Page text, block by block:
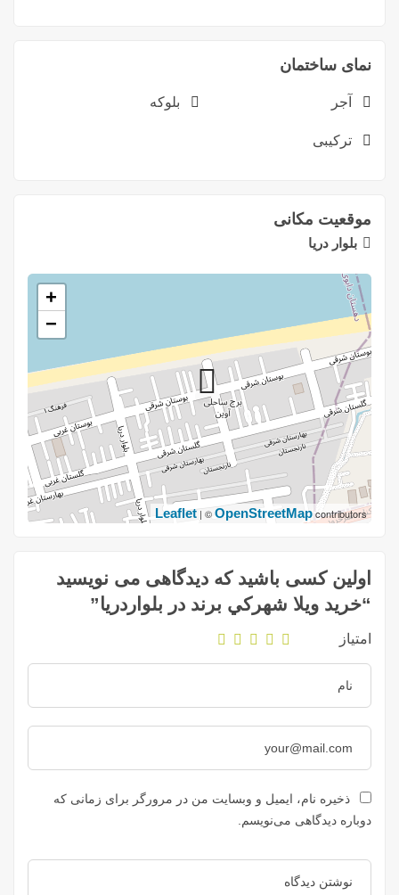
نمای ساختمان
آجر بلوکه
ترکیبی
موقعیت مکانی
بلوار دريا
+
−
Leaflet | ©OpenStreetMapcontributors
اولین کسی باشید که دیدگاهی می نویسید
“خريد ويلا شهركي برند در بلواردريا”
امتیاز
ذخیره نام، ایمیل و وبسایت من در مرورگر برای زمانی که
دوباره دیدگاهی می‌نویسم.